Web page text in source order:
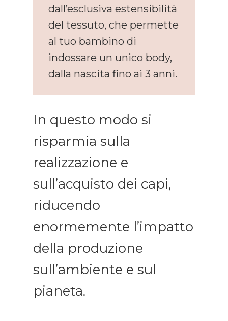
dall’esclusiva estensibilità
del tessuto, che permette
al tuo bambino di
indossare un unico body,
dalla nascita fino ai 3 anni.
In questo modo si
risparmia sulla
realizzazione e
sull’acquisto dei capi,
riducendo
enormemente l’impatto
della produzione
sull’ambiente e sul
pianeta.